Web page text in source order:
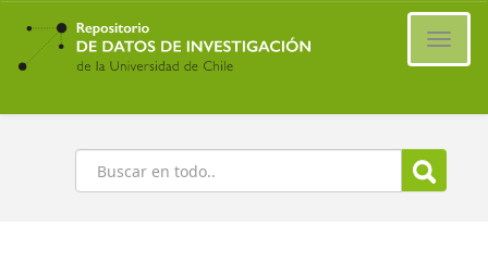
Ir
contenido
principal
Buscar